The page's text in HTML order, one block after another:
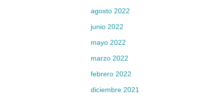
agosto 2022
junio 2022
mayo 2022
marzo 2022
febrero 2022
diciembre 2021